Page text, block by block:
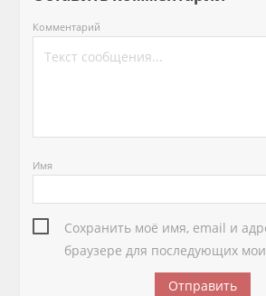
Комментарий
Имя
Сохранить моё имя, email и
браузере для последующих